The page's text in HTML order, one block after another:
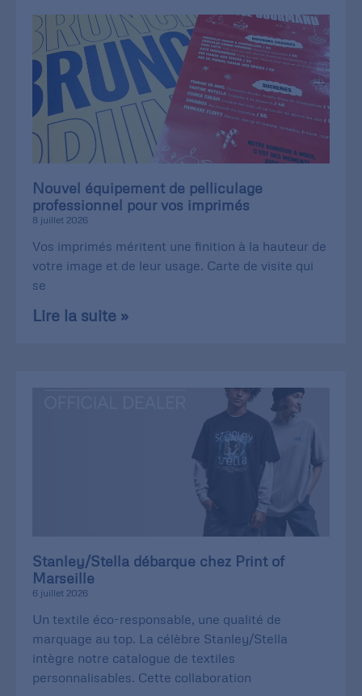
Nouvel équipement de pelliculage
professionnel pour vos imprimés
8 juillet 2026
Vos imprimés méritent une finition à la hauteur de
votre image et de leur usage. Carte de visite qui
se
Lire la suite »
Stanley/Stella débarque chez Print of
Marseille
6 juillet 2026
Un textile éco-responsable, une qualité de
marquage au top. La célèbre Stanley/Stella
intègre notre catalogue de textiles
personnalisables. Cette collaboration